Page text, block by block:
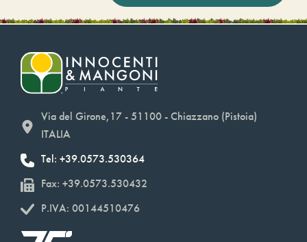
Via del Girone,17 - 51100 - Chiazzano (Pistoia)
ITALIA
Tel: +39.0573.530364
Fax: +39.0573.530432
P.IVA: 00144510476